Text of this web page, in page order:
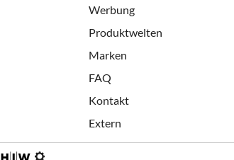
Werbung
Produktwelten
Marken
FAQ
Kontakt
Extern